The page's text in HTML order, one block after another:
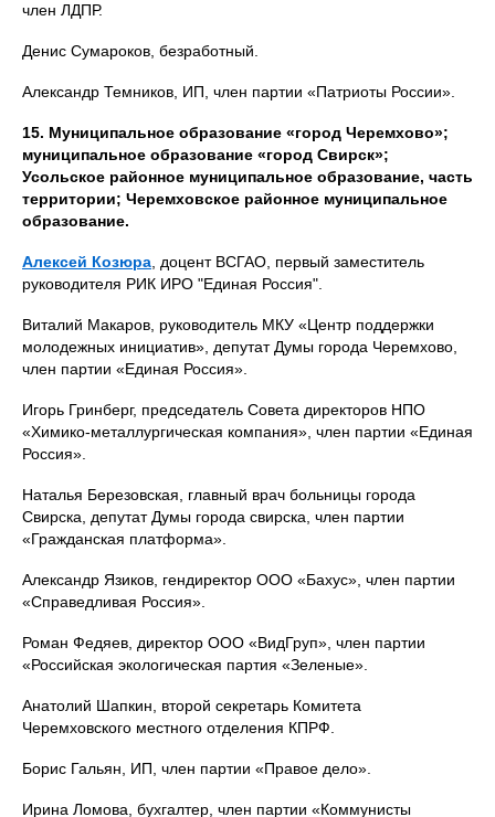
член ЛДПР.
Денис Сумароков, безработный.
Александр Темников, ИП, член партии «Патриоты России».
15. Муниципальное образование «город Черемхово»;
муниципальное образование «город Свирск»;
Усольское районное муниципальное образование, часть
территории; Черемховское районное муниципальное
образование.
Алексей Козюра , доцент ВСГАО, первый заместитель
руководителя РИК ИРО "Единая Россия".
Виталий Макаров, руководитель МКУ «Центр поддержки
молодежных инициатив», депутат Думы города Черемхово,
член партии «Единая Россия».
Игорь Гринберг, председатель Совета директоров НПО
«Химико-металлургическая компания», член партии «Единая
Россия».
Наталья Березовская, главный врач больницы города
Свирска, депутат Думы города свирска, член партии
«Гражданская платформа».
Александр Язиков, гендиректор ООО «Бахус», член партии
«Справедливая Россия».
Роман Федяев, директор ООО «ВидГруп», член партии
«Российская экологическая партия «Зеленые».
Анатолий Шапкин, второй секретарь Комитета
Черемховского местного отделения КПРФ.
Борис Гальян, ИП, член партии «Правое дело».
Ирина Ломова, бухгалтер, член партии «Коммунисты